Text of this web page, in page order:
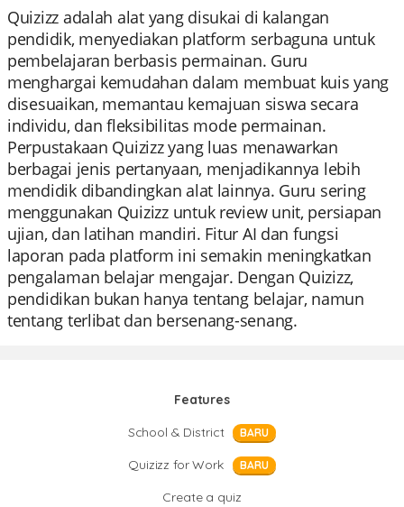
Quizizz adalah alat yang disukai di kalangan
pendidik, menyediakan platform serbaguna untuk
pembelajaran berbasis permainan. Guru
menghargai kemudahan dalam membuat kuis yang
disesuaikan, memantau kemajuan siswa secara
individu, dan fleksibilitas mode permainan.
Perpustakaan Quizizz yang luas menawarkan
berbagai jenis pertanyaan, menjadikannya lebih
mendidik dibandingkan alat lainnya. Guru sering
menggunakan Quizizz untuk review unit, persiapan
ujian, dan latihan mandiri. Fitur AI dan fungsi
laporan pada platform ini semakin meningkatkan
pengalaman belajar mengajar. Dengan Quizizz,
pendidikan bukan hanya tentang belajar, namun
tentang terlibat dan bersenang-senang.
Features
School & District
BARU
Quizizz for Work BARU
Create a quiz